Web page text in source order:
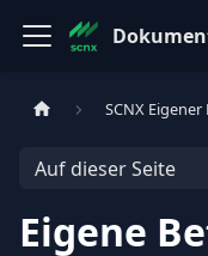
SCNX Eigener
Auf dieser Seite
Eigene